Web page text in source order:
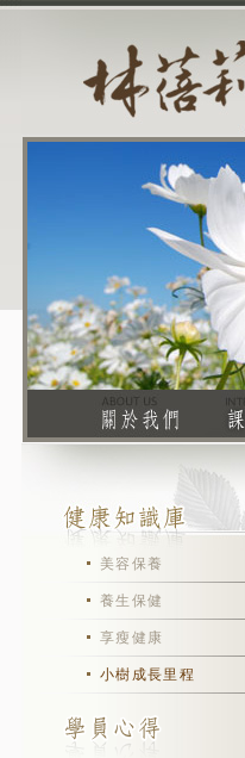
美容保養
養生保健
享瘦健康
小樹成長里程